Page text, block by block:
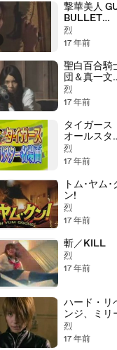
撃華美人
BULLET
BEAUTY
烈
17 年前
聖白百合騎
団＆真一文
拳
烈
17 年前
タイガース
オールスタ
名場面
烈
17 年前
トム･ヤム･
ン!
烈
17 年前
斬／KILL
烈
17 年前
ハード・リ
ンジ、ミリ
烈
17 年前